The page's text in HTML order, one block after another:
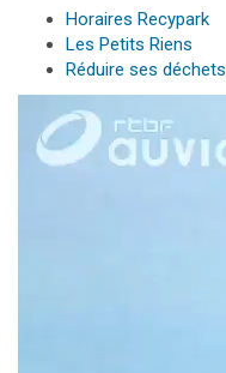
Horaires Recypark
Les Petits Riens
Réduire ses déchets
Lecteur
vidéo